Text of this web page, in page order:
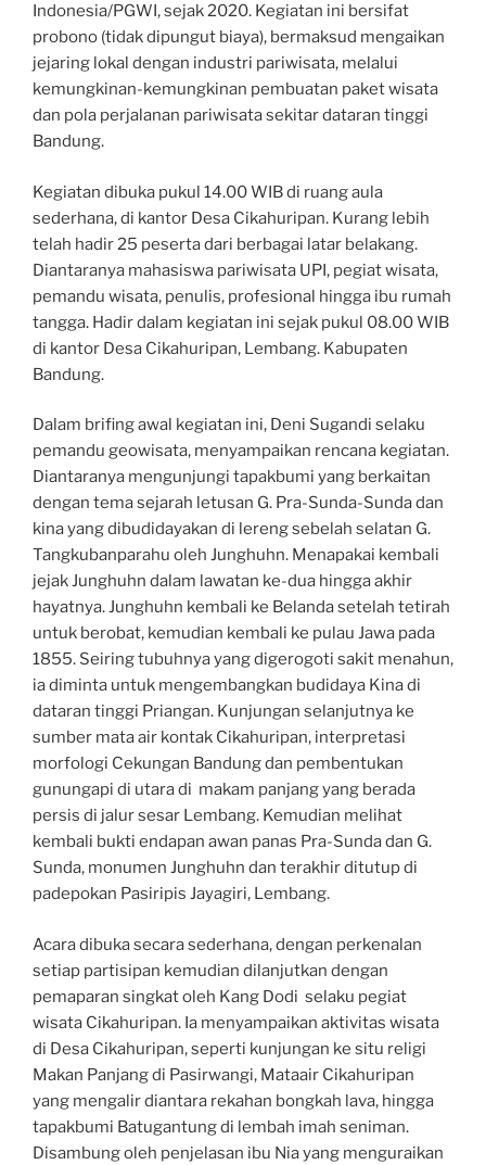
Indonesia/PGWI, sejak 2020. Kegiatan ini bersifat
probono (tidak dipungut biaya), bermaksud mengaikan
jejaring lokal dengan industri pariwisata, melalui
kemungkinan-kemungkinan pembuatan paket wisata
dan pola perjalanan pariwisata sekitar dataran tinggi
Bandung.
Kegiatan dibuka pukul 14.00 WIB di ruang aula
sederhana, di kantor Desa Cikahuripan. Kurang lebih
telah hadir 25 peserta dari berbagai latar belakang.
Diantaranya mahasiswa pariwisata UPI, pegiat wisata,
pemandu wisata, penulis, profesional hingga ibu rumah
tangga. Hadir dalam kegiatan ini sejak pukul 08.00 WIB
di kantor Desa Cikahuripan, Lembang. Kabupaten
Bandung.
Dalam brifing awal kegiatan ini, Deni Sugandi selaku
pemandu geowisata, menyampaikan rencana kegiatan.
Diantaranya mengunjungi tapakbumi yang berkaitan
dengan tema sejarah letusan G. Pra-Sunda-Sunda dan
kina yang dibudidayakan di lereng sebelah selatan G.
Tangkubanparahu oleh Junghuhn. Menapakai kembali
jejak Junghuhn dalam lawatan ke-dua hingga akhir
hayatnya. Junghuhn kembali ke Belanda setelah tetirah
untuk berobat, kemudian kembali ke pulau Jawa pada
1855. Seiring tubuhnya yang digerogoti sakit menahun,
ia diminta untuk mengembangkan budidaya Kina di
dataran tinggi Priangan. Kunjungan selanjutnya ke
sumber mata air kontak Cikahuripan, interpretasi
morfologi Cekungan Bandung dan pembentukan
gunungapi di utara di makam panjang yang berada
persis di jalur sesar Lembang. Kemudian melihat
kembali bukti endapan awan panas Pra-Sunda dan G.
Sunda, monumen Junghuhn dan terakhir ditutup di
padepokan Pasiripis Jayagiri, Lembang.
Acara dibuka secara sederhana, dengan perkenalan
setiap partisipan kemudian dilanjutkan dengan
pemaparan singkat oleh Kang Dodi selaku pegiat
wisata Cikahuripan. Ia menyampaikan aktivitas wisata
di Desa Cikahuripan, seperti kunjungan ke situ religi
Makan Panjang di Pasirwangi, Mataair Cikahuripan
yang mengalir diantara rekahan bongkah lava, hingga
tapakbumi Batugantung di lembah imah seniman.
Disambung oleh penjelasan ibu Nia yang menguraikan